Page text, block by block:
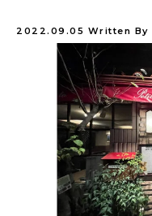
2022.09.05 Written By